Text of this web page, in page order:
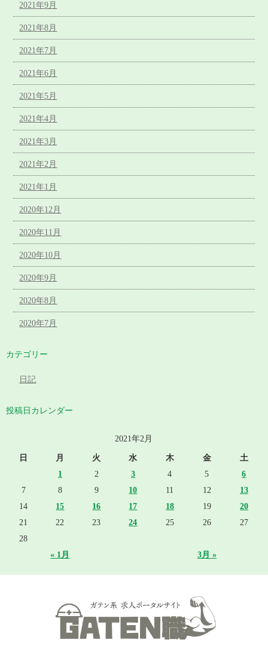
2021年9月
2021年8月
2021年7月
2021年6月
2021年5月
2021年4月
2021年3月
2021年2月
2021年1月
2020年12月
2020年11月
2020年10月
2020年9月
2020年8月
2020年7月
カテゴリー
日記
投稿日カレンダー
2021年2月
日 月 火 水 木 金 土
« 1月 3月 »
1 2 3 4 5
6
7
8 9 10 11 12
13
14
15 16 17 18 19
20
21
22 23 24 25 26
27
28